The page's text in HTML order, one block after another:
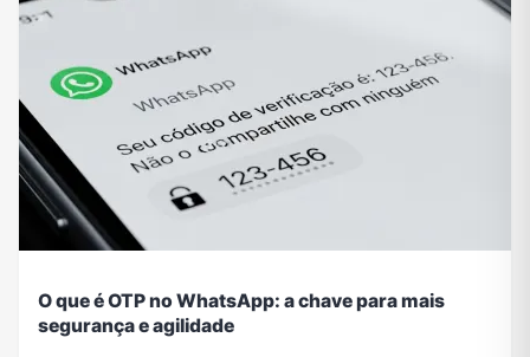
O que é OTP no WhatsApp: a chave para mais
segurança e agilidade